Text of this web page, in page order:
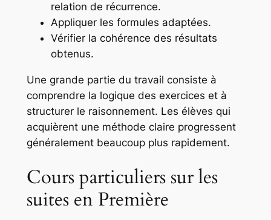
relation de récurrence.
Appliquer les formules adaptées.
Vérifier la cohérence des résultats
obtenus.
Une grande partie du travail consiste à
comprendre la logique des exercices et à
structurer le raisonnement. Les élèves qui
acquièrent une méthode claire progressent
généralement beaucoup plus rapidement.
Cours particuliers sur les
suites en Première